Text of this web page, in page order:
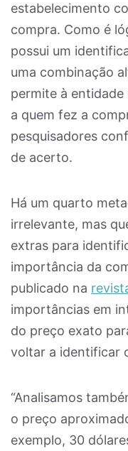
estabelecimento
compra. Como é
possui um
uma combinação
permite à
a quem fez a
pesquisadores
de acerto.
Há um quarto
irrelevante, mas
extras para
importância da
publicado na
importâncias em
do preço exato
voltar a identificar
“Analisamos
o preço
exemplo, 30